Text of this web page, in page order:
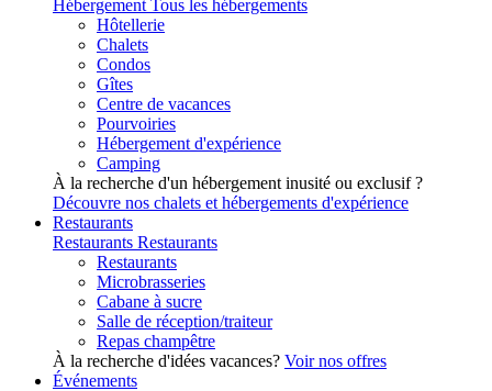
Hébergement Tous les hébergements
Hôtellerie
Chalets
Condos
Gîtes
Centre de vacances
Pourvoiries
Hébergement d'expérience
Camping
À la recherche d'un hébergement inusité ou exclusif ?
Découvre nos chalets et hébergements d'expérience
Restaurants
Restaurants Restaurants
Restaurants
Microbrasseries
Cabane à sucre
Salle de réception/traiteur
Repas champêtre
À la recherche d'idées vacances? Voir nos offres
Événements